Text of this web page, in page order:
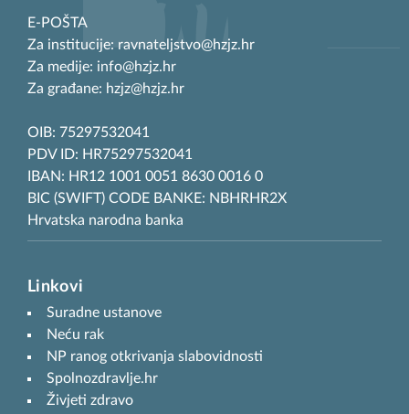
E-POŠTA
Za institucije: ravnateljstvo@hzjz.hr
Za medije: info@hzjz.hr
Za građane: hzjz@hzjz.hr
OIB: 75297532041
PDV ID: HR75297532041
IBAN: HR12 1001 0051 8630 0016 0
BIC (SWIFT) CODE BANKE: NBHRHR2X
Hrvatska narodna banka
Linkovi
Suradne ustanove
Neću rak
NP ranog otkrivanja slabovidnosti
Spolnozdravlje.hr
Živjeti zdravo